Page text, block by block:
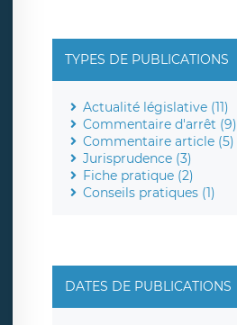
TYPES DE PUBLICATIONS
Actualité législative (11)
Commentaire d'arrêt (9)
Commentaire article (5)
Jurisprudence (3)
Fiche pratique (2)
Conseils pratiques (1)
DATES DE PUBLICATIONS